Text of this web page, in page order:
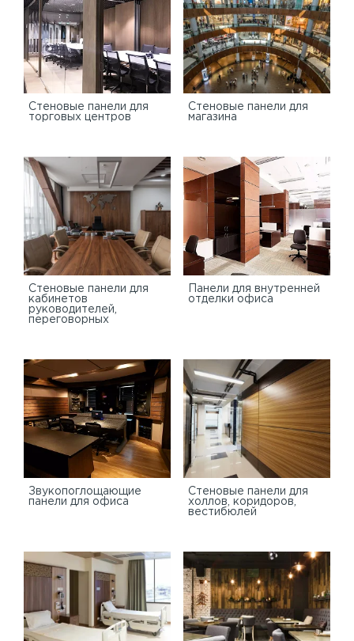
Cтеновые панели для
торговых центров
Стеновые панели для
магазина
Стеновые панели для
кабинетов
руководителей,
переговорных
Панели для внутренней
отделки офиса
Звукопоглощающие
панели для офиса
Стеновые панели для
холлов, коридоров,
вестибюлей